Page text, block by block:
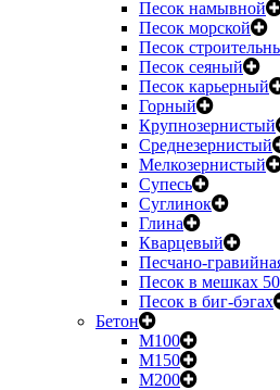
Песок намывной
Песок морской
Песок
Песок сеяный
Песок карьерный
Горный
Крупнозернистый
Среднезернистый
Мелкозернистый
Супесь
Суглинок
Глина
Кварцевый
Песчано-
Песок в мешках
Песок в биг-бэгах
Бетон
М100
М150
М200